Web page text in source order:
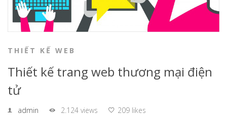
THIẾT KẾ WEB
Thiết kế trang web thương mại điện
tử
admin 2.124 views
209 likes